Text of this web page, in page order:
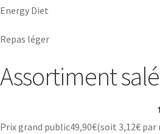
Energy Diet
Repas léger
Assortiment salé
Prix grand public49,90€(soit 3,12€ par